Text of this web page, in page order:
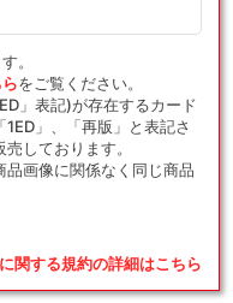
。
をご覧ください。
」表記)が存在するカード
」、「再版」と表記さ
しております。
画像に関係なく同じ商品
関する規約の詳細はこちら